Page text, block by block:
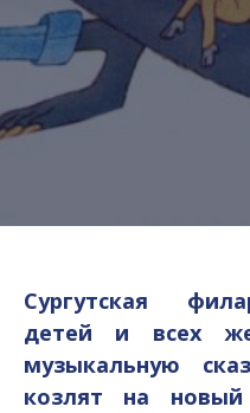
Сургутская
детей и всех
музыкальную
козлят на